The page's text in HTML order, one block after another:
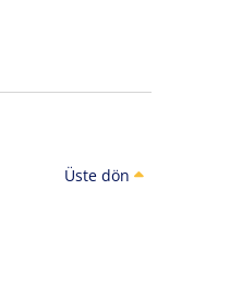
Üste dön